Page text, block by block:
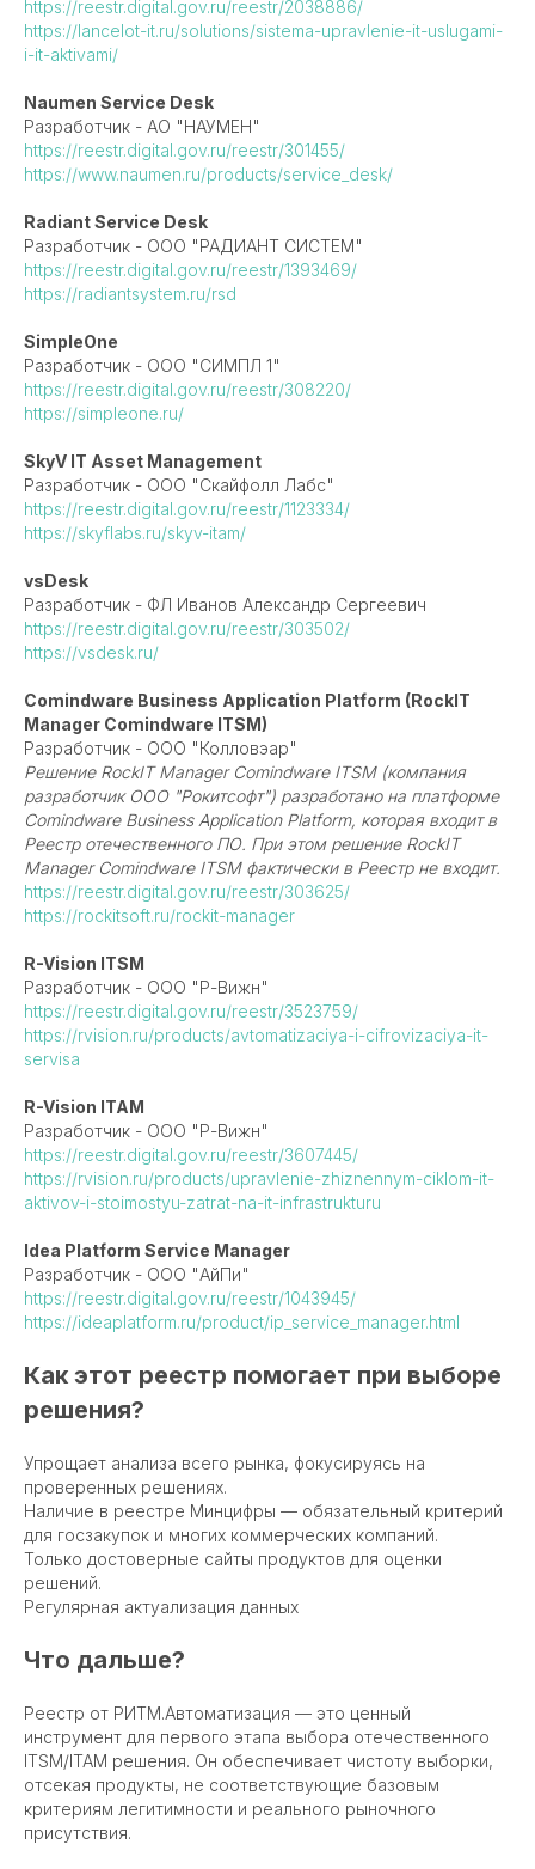
https://reestr.digital.gov.ru/reestr/2038886/
https://lancelot-it.ru/solutions/sistema-upravlenie-it-uslugami-
i-it-aktivami/
Naumen Service Desk
Разработчик - АО "НАУМЕН"
https://reestr.digital.gov.ru/reestr/301455/
https://www.naumen.ru/products/service_desk/
Radiant Service Desk
Разработчик - ООО "РАДИАНТ СИСТЕМ"
https://reestr.digital.gov.ru/reestr/1393469/
https://radiantsystem.ru/rsd
SimpleOne
Разработчик - ООО "СИМПЛ 1"
https://reestr.digital.gov.ru/reestr/308220/
https://simpleone.ru/
SkyV IT Asset Management
Разработчик - ООО "Скайфолл Лабс"
https://reestr.digital.gov.ru/reestr/1123334/
https://skyflabs.ru/skyv-itam/
vsDesk
Разработчик - ФЛ Иванов Александр Сергеевич
https://reestr.digital.gov.ru/reestr/303502/
https://vsdesk.ru/
Comindware Business Application Platform (RockIT
Manager Comindware ITSM)
Разработчик - ООО "Колловэар"
Решение RockIT Manager Comindware ITSM (компания
разработчик ООО "Рокитсофт") разработано на платформе
Comindware Business Application Platform, которая входит в
Реестр отечественного ПО. При этом решение RockIT
Manager Comindware ITSM фактически в Реестр не входит.
https://reestr.digital.gov.ru/reestr/303625/
https://rockitsoft.ru/rockit-manager
R-Vision ITSM
Разработчик - OOO "Р-Вижн"
https://reestr.digital.gov.ru/reestr/3523759/
https://rvision.ru/products/avtomatizaciya-i-cifrovizaciya-it-
servisa
R-Vision ITAM
Разработчик - ООО "Р-Вижн"
https://reestr.digital.gov.ru/reestr/3607445/
https://rvision.ru/products/upravlenie-zhiznennym-ciklom-it-
aktivov-i-stoimostyu-zatrat-na-it-infrastrukturu
Idea Platform Service Manager
Разработчик - ООО "АйПи"
https://reestr.digital.gov.ru/reestr/1043945/
https://ideaplatform.ru/product/ip_service_manager.html
Как этот реестр помогает при выборе
решения?
Упрощает анализа всего рынка, фокусируясь на
проверенных решениях.
Наличие в реестре Минцифры — обязательный критерий
для госзакупок и многих коммерческих компаний.
Только достоверные сайты продуктов для оценки
решений.
Регулярная актуализация данных
Что дальше?
Реестр от РИТМ.Автоматизация — это ценный
инструмент для первого этапа выбора отечественного
ITSM/ITAM решения. Он обеспечивает чистоту выборки,
отсекая продукты, не соответствующие базовым
критериям легитимности и реального рыночного
присутствия.